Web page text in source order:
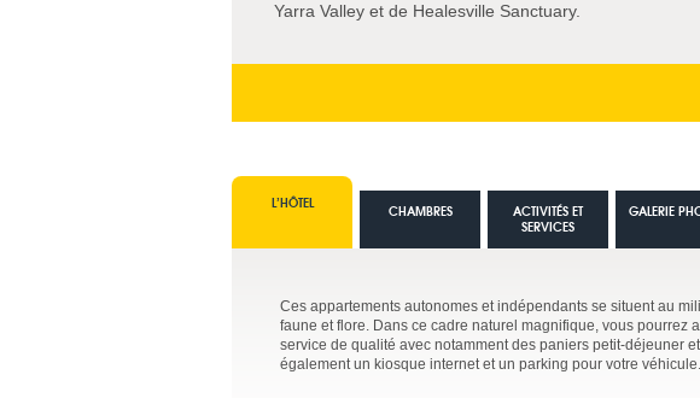
Yarra Valley et de Healesville Sanctuary.
L’HÔTEL
Ces appartements autonomes et indépendants se situent au
faune et flore. Dans ce cadre naturel magnifique, vous pourrez
service de qualité avec notamment des paniers petit-déjeuner
également un kiosque internet et un parking pour votre véhicule.
CHAMBRES
ACTIVITÉS ET
SERVICES
GALERIE